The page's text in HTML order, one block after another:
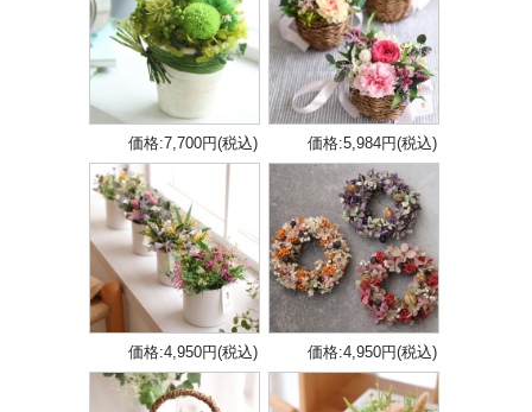
価格:7,700円(税込) 価格:5,984円(税込)
価格:4,950円(税込) 価格:4,950円(税込)